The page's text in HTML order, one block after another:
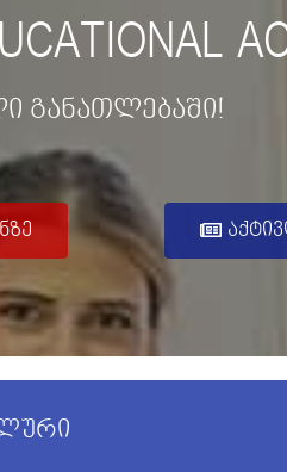
განათლებაში!